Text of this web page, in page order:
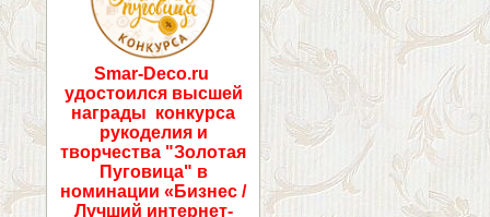
Smar-Deco.ru
удостоился высшей
награды конкурса
рукоделия и
творчества "Золотая
Пуговица" в
номинации «Бизнес /
Лучший интернет-